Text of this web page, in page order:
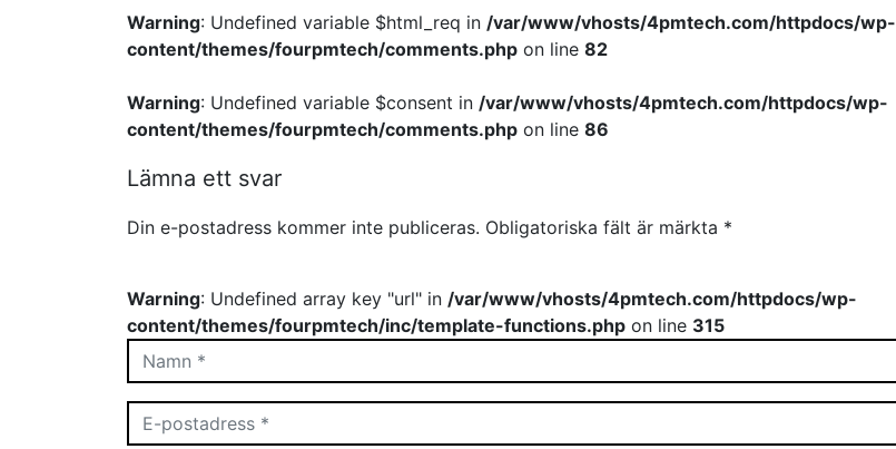
Warning: Undefined variable $html_req in /var/www/vhosts/4pmtech.com/httpdocs/wp-
content/themes/fourpmtech/comments.php on line 82
Warning: Undefined variable $consent in /var/www/vhosts/4pmtech.com/httpdocs/wp-
content/themes/fourpmtech/comments.php on line 86
Lämna ett svar
Din e-postadress kommer inte publiceras. Obligatoriska fält är märkta *
Warning: Undefined array key "url" in /var/www/vhosts/4pmtech.com/httpdocs/wp-
content/themes/fourpmtech/inc/template-functions.php on line 315